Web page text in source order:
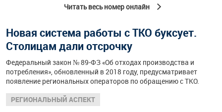
Читать весь номер онлайн
Новая система работы с ТКО буксует.
Столицам дали отсрочку
Федеральный закон № 89-ФЗ «Об отходах производства и
потребления», обновленный в 2018 году, предусматривает
появление региональных операторов по обращению с ТКО.
РЕГИОНАЛЬНЫЙ АСПЕКТ